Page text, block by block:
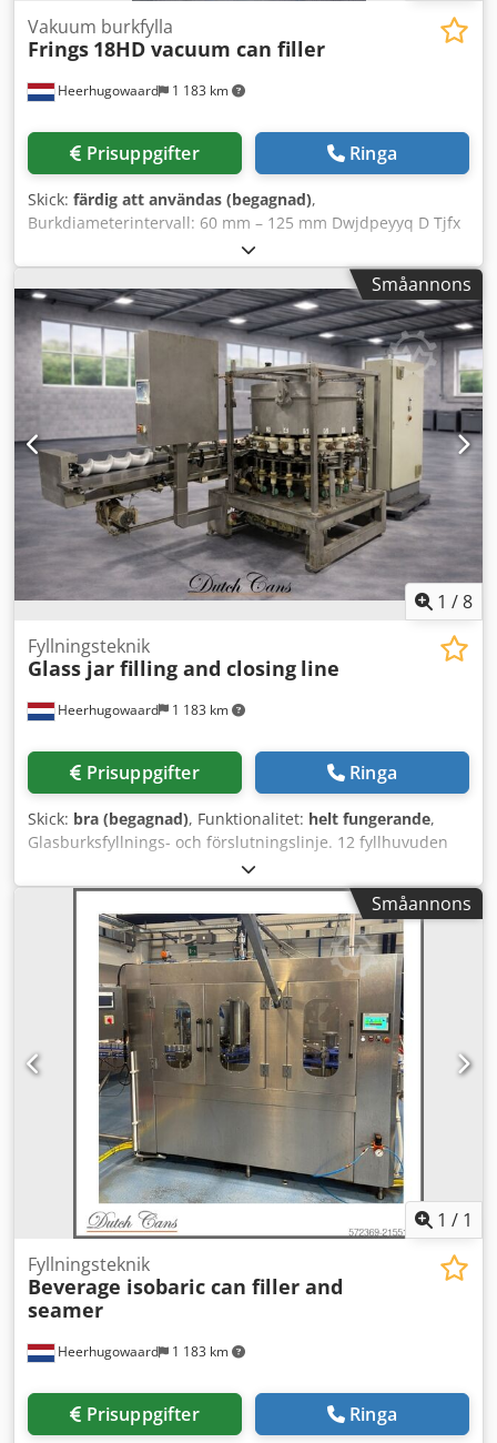
Heerhugowaard 1 183 km
Vakuum burkfylla
Frings 18HD vacuum can filler
Prisuppgifter Ringa
Skick: färdig att användas (begagnad),
Burkdiameterintervall: 60 mm – 125 mm Dwjdpeyyq D Tjfx
Aqlea Burkhöjdsintervall: 50 mm – 140 mm Antal fickor: 18
Kapacitet: upp till 300 burkar per minut
Småannons
1 /8
Heerhugowaard 1 183 km
Fyllningsteknik
Glass jar filling and closing line
Prisuppgifter Ringa
Skick: bra (begagnad), Funktionalitet: helt fungerande,
Glasburksfyllnings- och förslutningslinje. 12 fyllhuvuden
och 4 förslutningshuvuden. Dedpfxotqmvro Aqlowa
Småannons
1 / 1
Heerhugowaard 1 183 km
Fyllningsteknik
Beverage isobaric can filler and
seamer
Prisuppgifter Ringa